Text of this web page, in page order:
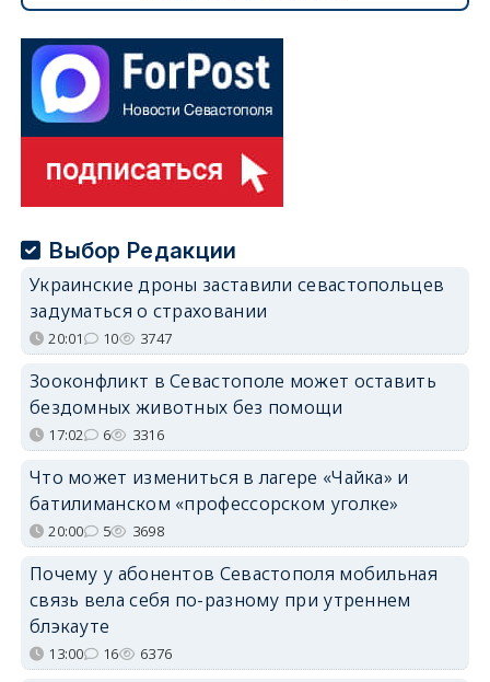
Выбор Редакции
Украинские дроны заставили севастопольцев
задуматься о страховании
20:01 10 3747
Зооконфликт в Севастополе может оставить
бездомных животных без помощи
17:02 6 3316
Что может измениться в лагере «Чайка» и
батилиманском «профессорском уголке»
20:00 5 3698
Почему у абонентов Севастополя мобильная
связь вела себя по-разному при утреннем
блэкауте
13:00 16 6376